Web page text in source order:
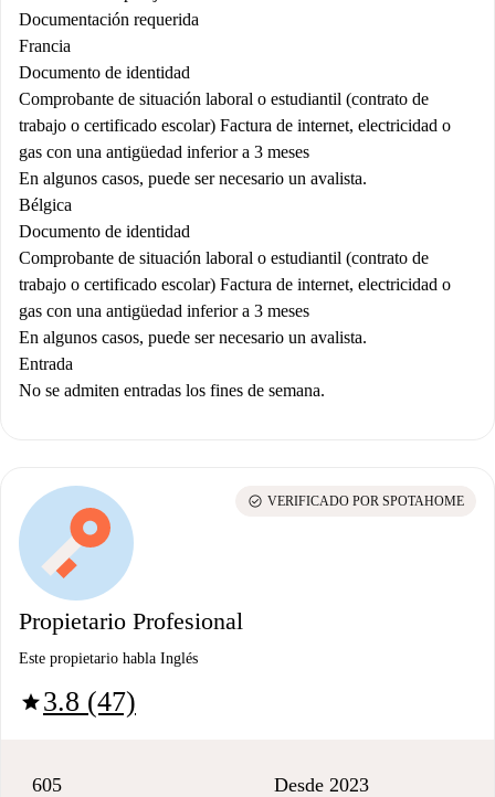
Documentación requerida
Francia
Documento de identidad
Comprobante de situación laboral o estudiantil (contrato de
trabajo o certificado escolar) Factura de internet, electricidad o
gas con una antigüedad inferior a 3 meses
En algunos casos, puede ser necesario un avalista.
Bélgica
Documento de identidad
Comprobante de situación laboral o estudiantil (contrato de
trabajo o certificado escolar) Factura de internet, electricidad o
gas con una antigüedad inferior a 3 meses
En algunos casos, puede ser necesario un avalista.
Entrada
No se admiten entradas los fines de semana.
Propietario Profesional
Este propietario habla Inglés
star3.8 (47)
check_circle VERIFICADO POR SPOTAHOME
605 Desde 2023